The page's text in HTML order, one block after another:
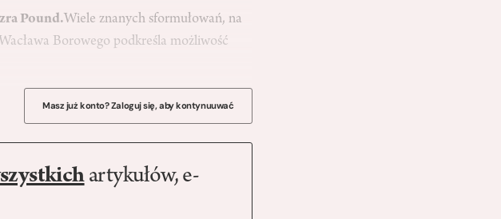
Pound.Wiele znanych sformułowań, na
Borowego podkreśla możliwość
Masz już konto? Zaloguj się, aby kontynuuwać
artykułów, e-